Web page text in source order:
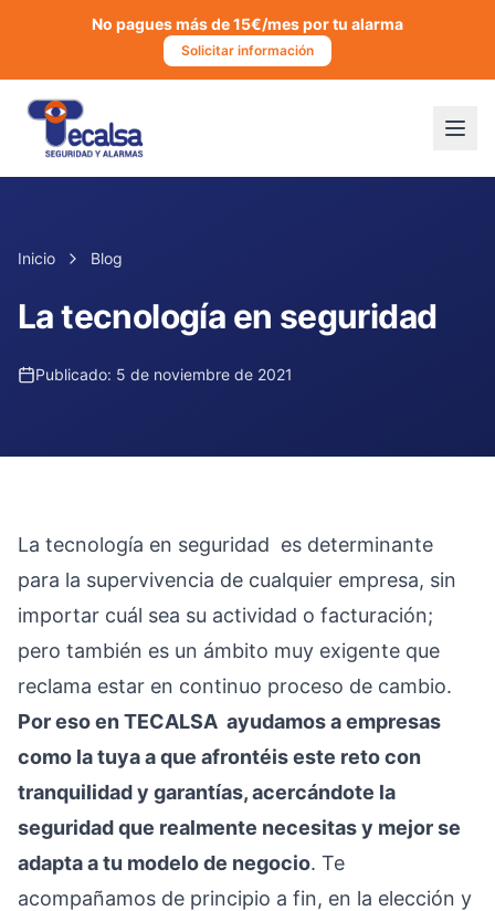
No pagues más de 15€/mes por tu alarma
Solicitar información
Inicio Blog
La tecnología en seguridad
Publicado: 5 de noviembre de 2021
La tecnología en seguridad es determinante
para la supervivencia de cualquier empresa, sin
importar cuál sea su actividad o facturación;
pero también es un ámbito muy exigente que
reclama estar en continuo proceso de cambio.
Por eso enTECALSA ayudamos a empresas
como la tuya a que afrontéis este reto con
tranquilidad y garantías, acercándote la
seguridad que realmente necesitas y mejor se
adapta a tu modelo de negocio. Te
acompañamos de principio a fin, en la elección y